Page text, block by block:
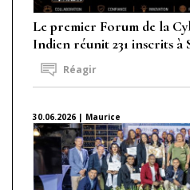
Le premier Forum de la
Indien réunit 231 inscrits
Réagir
30.06.2026 | Maurice